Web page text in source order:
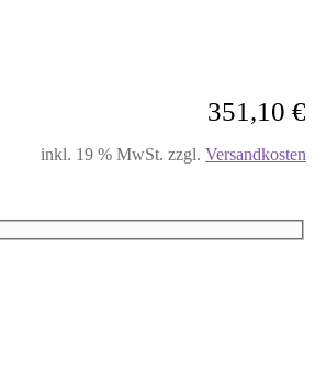
351,10 €
inkl. 19 % MwSt. zzgl. Versandkosten